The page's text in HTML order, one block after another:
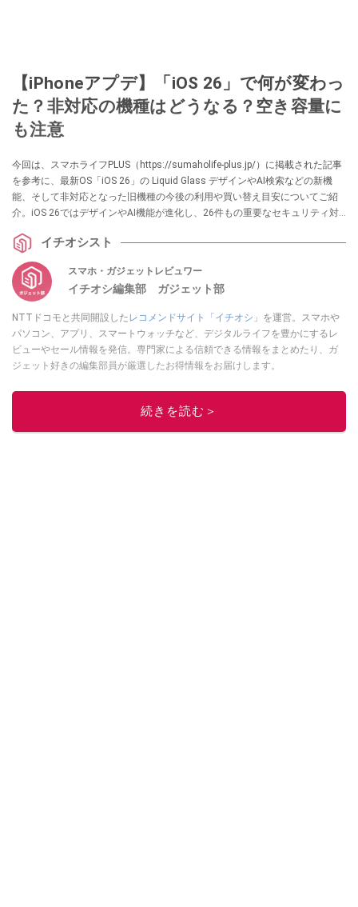
【iPhoneアプデ】「iOS 26」で何が変わっ
た？非対応の機種はどうなる？空き容量に
も注意
今回は、スマホライフPLUS（https://sumaholife-plus.jp/）に掲載された記事
を参考に、最新OS「iOS 26」の Liquid Glass デザインやAI検索などの新機
能、そして非対応となった旧機種の今後の利用や買い替え目安についてご紹
介。iOS 26ではデザインやAI機能が進化し、26件もの重要なセキュリティ対
項目の詳細はぜひ、スマホライフPLUSでご確認ください。
イチオシスト
スマホ・ガジェットレビュワー
イチオシ編集部 ガジェット部
NTTドコモと共同開設したレコメンドサイト「イチオシ」 を運営。スマホや
パソコン、アプリ、スマートウォッチなど、デジタルライフを豊かにするレ
ビューやセール情報を発信。専門家による信頼できる情報をまとめたり、ガ
ジェット好きの編集部員が厳選したお得情報をお届けします。
このイチオシストの他の記事を読む
続きを読む＞